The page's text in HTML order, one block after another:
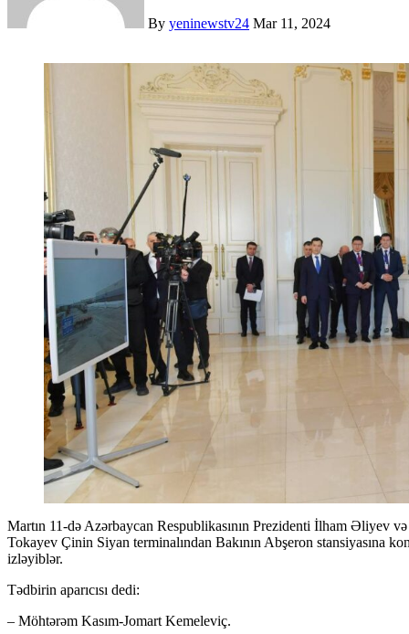
By yeninewstv24 Mar 11, 2024
Martın 11-də Azərbaycan Respublikasının Prezidenti İlham Əliyev və Qazaxıstan Respublikasının Prezidenti Kasım-Jomart
Tokayev Çinin Siyan terminalından Bakının Abşeron stansiyasına
izləyiblər.
Tədbirin aparıcısı dedi:
– Möhtərəm Kasım-Jomart Kemeleviç.